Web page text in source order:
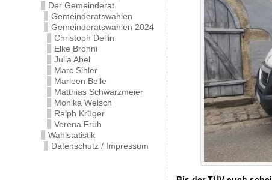
Der Gemeinderat
Gemeinderatswahlen
Gemeinderatswahlen 2024
Christoph Dellin
Elke Bronni
Julia Abel
Marc Sihler
Marleen Belle
Matthias Schwarzmeier
Monika Welsch
Ralph Krüger
Verena Früh
Wahlstatistik
Datenschutz / Impressum